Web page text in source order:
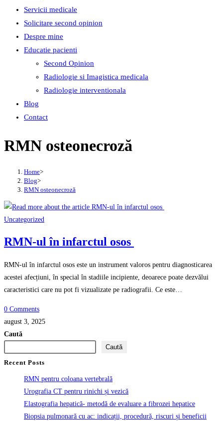
Servicii medicale
Solicitare second opinion
Despre mine
Educatie pacienti
Second Opinion
Radiologie si Imagistica medicala
Radiologie interventionala
Blog
Contact
RMN osteonecroză
Home>
Blog>
RMN osteonecroză
Uncategorized
RMN-ul în infarctul osos
RMN-ul în infarctul osos este un instrument valoros pentru diagnosticarea
acestei afecțiuni, în special în stadiile incipiente, deoarece poate dezvălui
caracteristici care nu pot fi vizualizate pe radiografii. Ce este…
0 Comments
august 3, 2025
Caută
Caută
Recent Posts
RMN pentru coloana vertebrală
Urografia CT pentru rinichi și vezică
Elastografia hepatică- metodă de evaluare a fibrozei hepatice
Biopsia pulmonară cu ac: indicații, procedură, riscuri și beneficii